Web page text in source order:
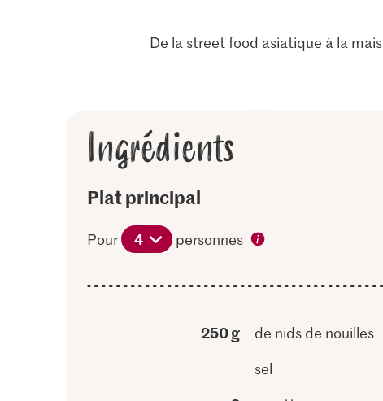
De la street food asiatique à la
Ingrédients
Plat principal
Pour 4 personnes
250 g
de nids de nouilles
sel